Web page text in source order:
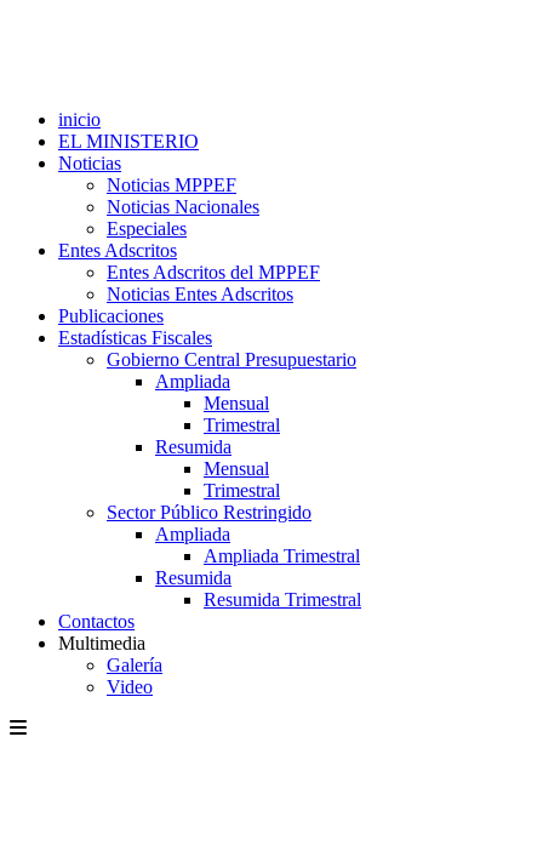
inicio
EL MINISTERIO
Noticias
Noticias MPPEF
Noticias Nacionales
Especiales
Entes Adscritos
Entes Adscritos del MPPEF
Noticias Entes Adscritos
Publicaciones
Estadísticas Fiscales
Gobierno Central Presupuestario
Ampliada
Mensual
Trimestral
Resumida
Mensual
Trimestral
Sector Público Restringido
Ampliada
Ampliada Trimestral
Resumida
Resumida Trimestral
Contactos
Multimedia
Galería
Video